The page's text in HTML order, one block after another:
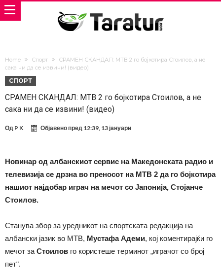
Home Спорт
СРАМЕН СКАНДАЛ: МТВ 2 го бојкотира Стоилов, а не
сака ни да се извини! (видео)
СПОРТ
СРАМЕН СКАНДАЛ: МТВ 2 го бојкотира Стоилов, а не
сака ни да се извини! (видео)
Од P K Објавено пред 12:39, 13 јануари
Новинар од албанскиот сервис на Македонската радио и
телевизија се дрзна во преносот на МТВ 2 да го бојкотира
нашиот најдобар играч на мечот со Јапонија, Стојанче
Стоилов.
Станува збор за уредникот на спортската редакција на
албански јазик во МТВ, Мустафа Адеми, кој коментирајќи го
мечот за Стоилов го користеше терминот „играчот со број
пет“.